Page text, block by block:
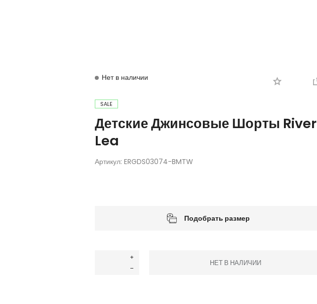
Нет в наличии
SALE
Детские Джинсовые Шорты River
Lea
Артикул: ERGDS03074-BMTW
Подобрать размер
НЕТ В НАЛИЧИИ